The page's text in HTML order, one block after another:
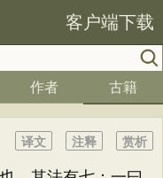
客户端下载
作者 古籍
赏析
注释
译文